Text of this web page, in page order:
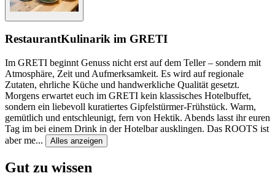
RestaurantKulinarik im GRETI
Im GRETI beginnt Genuss nicht erst auf dem Teller – sondern mit
Atmosphäre, Zeit und Aufmerksamkeit. Es wird auf regionale
Zutaten, ehrliche Küche und handwerkliche Qualität gesetzt.
Morgens erwartet euch im GRETI kein klassisches Hotelbuffet,
sondern ein liebevoll kuratiertes Gipfelstürmer-Frühstück. Warm,
gemütlich und entschleunigt, fern von Hektik. Abends lasst ihr euren
Tag im bei einem Drink in der Hotelbar ausklingen. Das ROOTS ist
aber me... Alles anzeigen
Gut zu wissen